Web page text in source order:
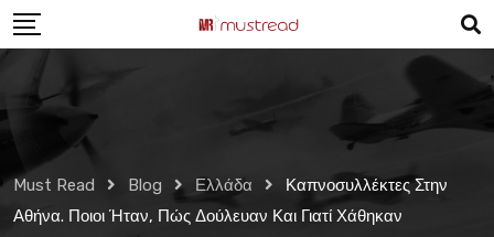
Skip
to
Must Read Blog Ελλάδα
Καπνοσυλλέκτες Στην
Αθήνα. Ποιοι Ήταν, Πώς Δούλευαν Και Γιατί Χάθηκαν